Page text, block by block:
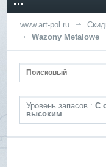
www.art-pol.ru
Wazony Metalowe
Уровень запасов.: С
высоким